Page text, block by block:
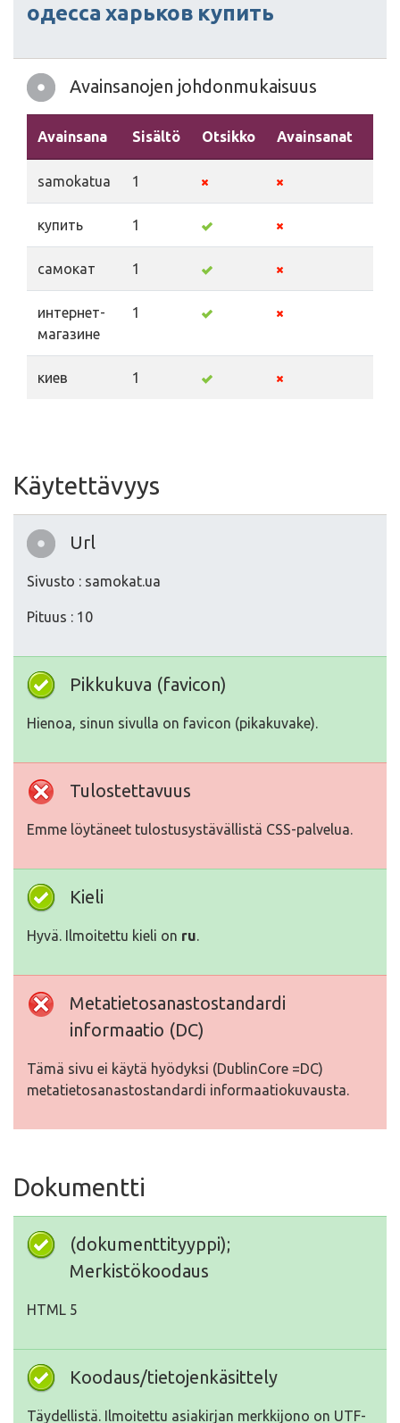
одесса харьков купить
Avainsanojen johdonmukaisuus
Avainsana Sisältö Otsikko Avainsanat
samokatua 1
купить 1
самокат 1
интернет-
магазине
1
киев 1
Käytettävyys
Url
Sivusto : samokat.ua
Pituus : 10
Pikkukuva (favicon)
Hienoa, sinun sivulla on favicon (pikakuvake).
Tulostettavuus
Emme löytäneet tulostusystävällistä CSS-palvelua.
Kieli
Hyvä. Ilmoitettu kieli on ru.
Metatietosanastostandardi
informaatio (DC)
Tämä sivu ei käytä hyödyksi (DublinCore =DC)
metatietosanastostandardi informaatiokuvausta.
Dokumentti
(dokumenttityyppi);
Merkistökoodaus
HTML 5
Koodaus/tietojenkäsittely
Täydellistä. Ilmoitettu asiakirjan merkkijono on UTF-